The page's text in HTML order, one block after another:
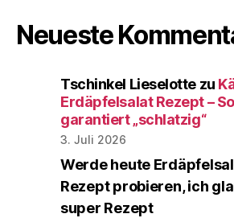
Neueste
Tschinkel Lieselotte zu
Erdäpfelsalat Rezept –
garantiert „schlatzig“
3. Juli 2026
Werde heute
Rezept probieren, ich
super Rezept